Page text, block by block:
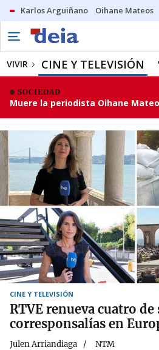
Karlos Arguiñano Oihane Mateos
VIVIR CINE Y TELEVISIÓN
SOCIEDAD
Muere la periodista Oihane
CINE Y TELEVISIÓN
RTVE renueva cuatro de
corresponsalías en
Julen Arriandiaga NTM